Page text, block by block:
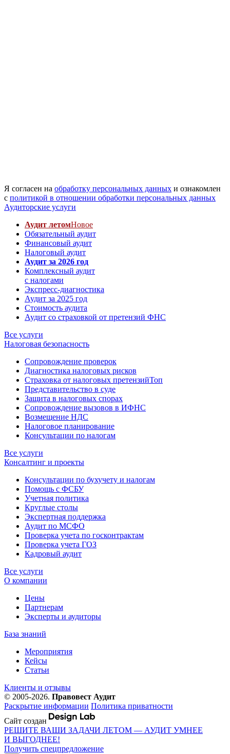
Я согласен на обработку персональных данных и ознакомлен
с политикой в отношении обработки персональных данных
Аудиторские услуги
Аудит летомНовое
Обязательный аудит
Финансовый аудит
Налоговый аудит
Аудит за 2026 год
Комплексный аудит
с налогами
Экспресс-диагностика
Аудит за 2025 год
Стоимость аудита
Аудит со страховкой от претензий ФНС
Все услуги
Налоговая безопасность
Сопровождение проверок
Диагностика налоговых рисков
Страховка от налоговых претензийТоп
Представительство в суде
Защита в налоговых спорах
Сопровождение вызовов в ИФНС
Возмещение НДС
Налоговое планирование
Консультации по налогам
Все услуги
Консалтинг и проекты
Консультации по бухучету и налогам
Помощь с ФСБУ
Учетная политика
Круглые столы
Экспертная поддержка
Аудит по МСФО
Проверка учета по госконтрактам
Проверка учета ГОЗ
Кадровый аудит
Все услуги
О компании
Цены
Партнерам
Эксперты и аудиторы
База знаний
Мероприятия
Кейсы
Статьи
Клиенты и отзывы
© 2005-2026. Правовест Аудит
Раскрытие информации Политика приватности
Сайт создан
РЕШИТЕ ВАШИ ЗАДАЧИ ЛЕТОМ — АУДИТ УМНЕЕ
И ВЫГОДНЕЕ!
Получить спецпредложение